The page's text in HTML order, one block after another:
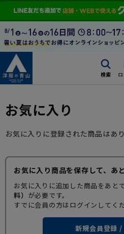
検索
お気に入り
お気に入りに登録された商品はあり
お気に入り商品を保存して、あ
お気に入りに追加した商品をあと
料） が必要です。
すでに会員の方はログインしてくだ
新規会員登録 /